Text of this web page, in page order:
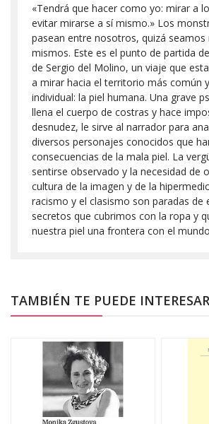
«Tendrá que hacer como yo: mirar a
evitar mirarse a sí mismo.» Los
pasean entre nosotros, quizá
mismos. Este es el punto de partida
de Sergio del Molino, un viaje que
a mirar hacia el territorio más común
individual: la piel humana. Una grave
llena el cuerpo de costras y hace
desnudez, le sirve al narrador para
diversos personajes conocidos que
consecuencias de la mala piel. La
sentirse observado y la necesidad de
cultura de la imagen y de la
racismo y el clasismo son paradas de
secretos que cubrimos con la ropa y
nuestra piel una frontera con el
TAMBIÉN TE PUEDE INTERESAR